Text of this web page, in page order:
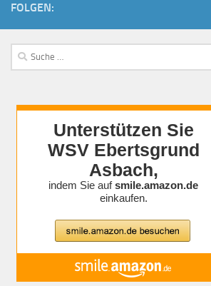
FOLGEN:
Suche
nach: